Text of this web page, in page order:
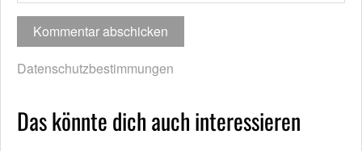
Datenschutzbestimmungen
Das könnte dich auch interessieren